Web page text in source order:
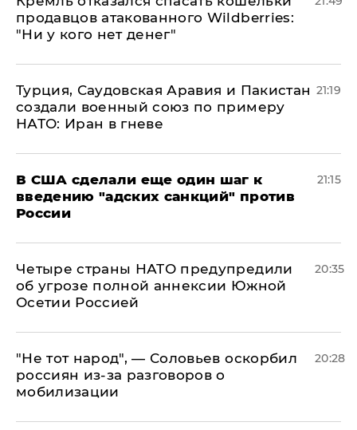
продавцов атакованного Wildberries:
"Ни у кого нет денег"
Турция, Саудовская Аравия и Пакистан
создали военный союз по примеру
НАТО: Иран в гневе
21:19
В США сделали еще один шаг к
введению "адских санкций" против
России
21:15
Четыре страны НАТО предупредили
об угрозе полной аннексии Южной
Осетии Россией
20:35
​"Не тот народ", — Соловьев оскорбил
россиян из-за разговоров о
мобилизации
20:28